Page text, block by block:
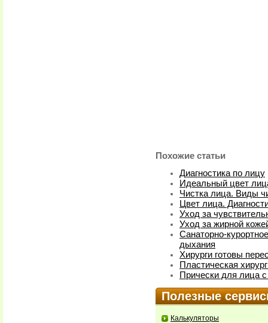
Похожие статьи
Диагностика по лицу
Идеальный цвет
Чистка лица. Виды
Цвет лица.
Уход за
Уход за жирной
Санаторно-
дыхания
Хирурги готовы
Пластическая
Прически для лица
Полезные
Калькуляторы